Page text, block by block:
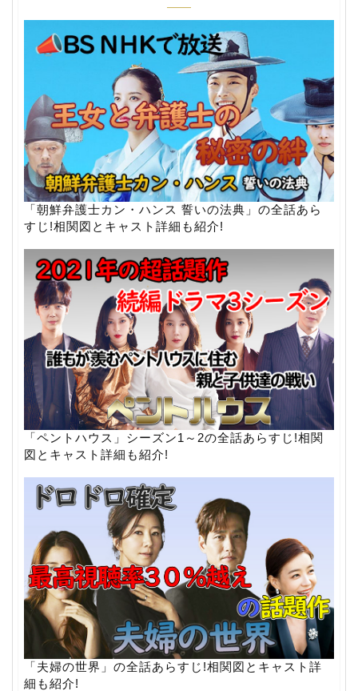
「朝鮮弁護士カン・ハンス 誓いの法典」の全話あら
すじ!相関図とキャスト詳細も紹介!
「ペントハウス」シーズン1～2の全話あらすじ!相関
図とキャスト詳細も紹介!
「夫婦の世界」の全話あらすじ!相関図とキャスト詳
細も紹介!